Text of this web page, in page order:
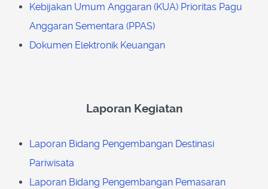
Kebijakan Umum Anggaran (KUA) Prioritas Pagu
Anggaran Sementara (PPAS)
Dokumen Elektronik Keuangan
Laporan Kegiatan
Laporan Bidang Pengembangan Destinasi
Pariwisata
Laporan Bidang Pengembangan Pemasaran